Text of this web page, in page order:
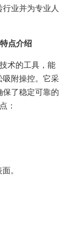
业并为专业人
点介绍
术的工具，能
吸附操控。它采
保了稳定可靠的
：
。